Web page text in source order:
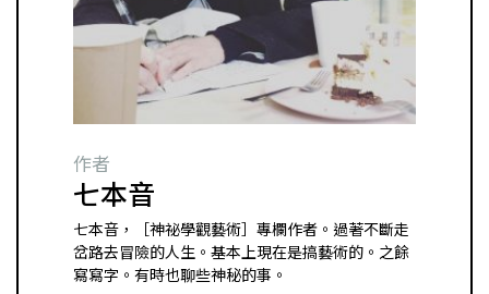
作者
七本音
七本音，［神祕學觀藝術］專欄作者。過著不斷走
岔路去冒險的人生。基本上現在是搞藝術的。之餘
寫寫字。有時也聊些神秘的事。